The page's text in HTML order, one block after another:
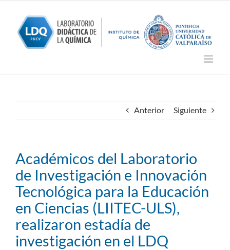
contenido
Anterior Siguiente
Académicos del Laboratorio
de Investigación e Innovación
Tecnológica para la Educación
en Ciencias (LIITEC-ULS),
realizaron estadía de
investigación en el LDQ